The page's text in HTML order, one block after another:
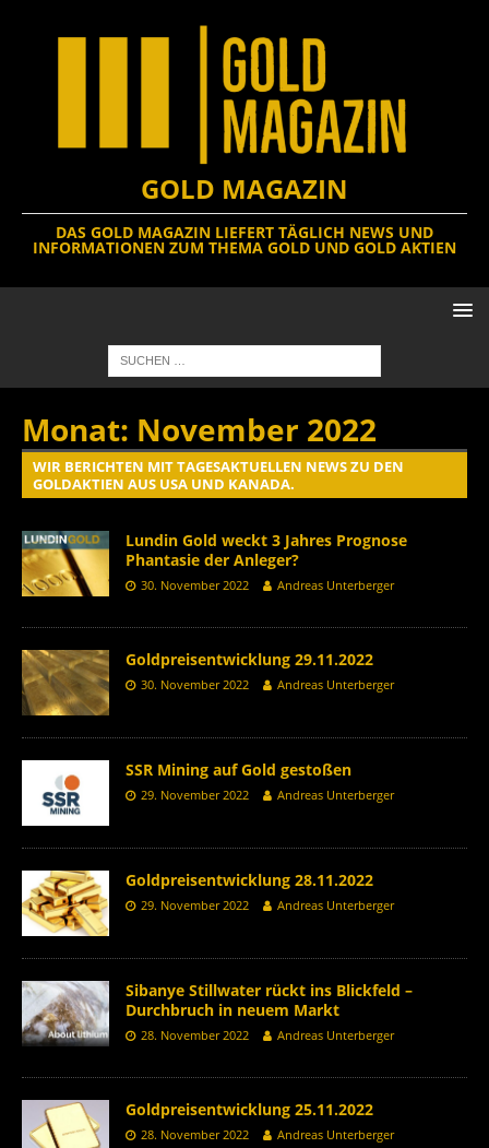
GOLD MAGAZIN
DAS GOLD MAGAZIN LIEFERT TÄGLICH NEWS UND
INFORMATIONEN ZUM THEMA GOLD UND GOLD AKTIEN
Monat: November 2022
WIR BERICHTEN MIT TAGESAKTUELLEN NEWS ZU DEN
GOLDAKTIEN AUS USA UND KANADA.
Lundin Gold weckt 3 Jahres Prognose
Phantasie der Anleger?
30. November 2022 Andreas Unterberger
Goldpreisentwicklung 29.11.2022
30. November 2022 Andreas Unterberger
SSR Mining auf Gold gestoßen
29. November 2022 Andreas Unterberger
Goldpreisentwicklung 28.11.2022
29. November 2022 Andreas Unterberger
Sibanye Stillwater rückt ins Blickfeld –
Durchbruch in neuem Markt
28. November 2022 Andreas Unterberger
Goldpreisentwicklung 25.11.2022
28. November 2022 Andreas Unterberger